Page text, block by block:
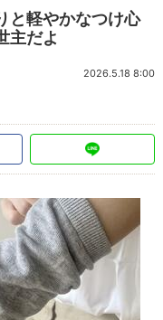
と軽やかなつけ心
主だよ
2026.5.18 8:00